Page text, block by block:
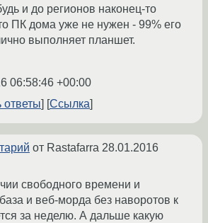
и до регионов наконец-то
ПК дома уже не нужен - 99% его
выполняет планшет.
06:58:46 +00:00
ответы
Ссылка
от Rastafarra 28.01.2016
свободного времени и
и веб-морда без наворотов к
за неделю. А дальше какую